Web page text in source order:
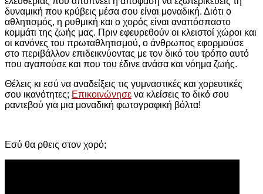
δυναμική που κρύβεις μέσα σου είναι μοναδική. Διότι ο
αθλητισμός, η ρυθμική και ο χορός είναι αναπόσπαστο
κομμάτι της ζωής μας. Πριν εφευρεθούν οι κλειστοί χώροι και
οι κανόνες του πρωταθλητισμού, ο άνθρωπος εφορμούσε
στο περιβάλλον επιδεικνύοντας με τον δικό του τρόπο αυτό
που αγαπούσε και που του έδινε ανάσα και νόημα ζωής.
Θέλεις κι εσύ να αναδείξεις τις γυμναστικές και χορευτικές
σου ικανότητες; Επικοινώνησε να κλείσεις το δικό σου
ραντεβού για μια μοναδική φωτογραφική βόλτα!
Εσύ θα ρθεις στον χορό;